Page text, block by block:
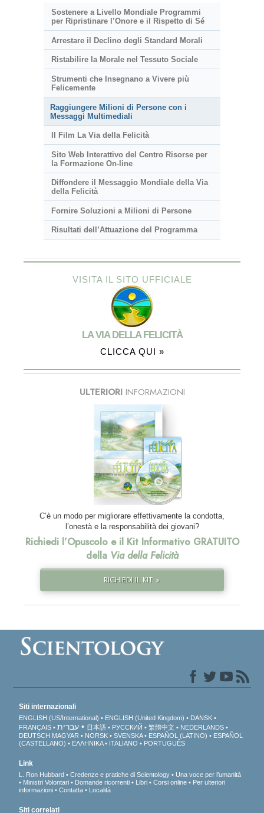
Sostenere a Livello Mondiale Programmi
per Ripristinare l’Onore e il Rispetto di Sé
Arrestare il Declino degli Standard Morali
Ristabilire la Morale nel Tessuto Sociale
Strumenti che Insegnano a Vivere più
Felicemente
Raggiungere Milioni di Persone con i
Messaggi Multimediali
Il Film La Via della Felicità
Sito Web Interattivo del Centro Risorse per
la Formazione On-line
Diffondere il Messaggio Mondiale della Via
della Felicità
Fornire Soluzioni a Milioni di Persone
Risultati dell’Attuazione del Programma
VISITA IL SITO UFFICIALE
LA VIA DELLA FELICITÀ
CLICCA QUI »
ULTERIORIINFORMAZIONI
C’è un modo per migliorare effettivamente la condotta,
l’onestà e la responsabilità dei giovani?
Richiedi l’Opuscolo e il Kit Informativo GRATUITO
della Via della Felicità
RICHIEDI IL KIT »
Siti internazionali
ENGLISH (US/International) ENGLISH (United Kingdom)
DANSK
FRANÇAIS
עברית 日本語 РУССКИЙ 繁體中文
NEDERLANDS
DEUTSCH MAGYAR NORSK SVENSKA ESPAÑOL (LATINO)
ESPAÑOL
(CASTELLANO)
ΕΛΛΗΝΙΚA ITALIANO PORTUGUÊS
Link
L. Ron Hubbard Credenze e pratiche di Scientology
Una voce per l’umanità
Ministri Volontari
Domande ricorrenti Libri Corsi online
Per ulteriori
informazioni
Contatta Località
Siti correlati